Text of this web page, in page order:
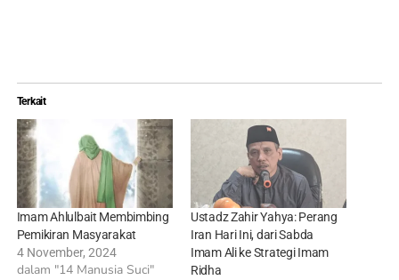
Terkait
Imam Ahlulbait Membimbing
Pemikiran Masyarakat
4 November, 2024
dalam "14 Manusia Suci"
Ustadz Zahir Yahya: Perang
Iran Hari Ini, dari Sabda
Imam Ali ke Strategi Imam
Ridha